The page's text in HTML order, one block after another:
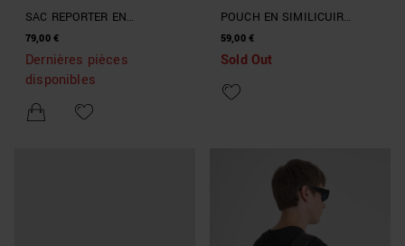
SAC REPORTER EN
SIMILICUIR TRAVAILLÉ
79,00 €
Dernières pièces
disponibles
POUCH EN SIMILICUIR
EFFET CROCODILE
59,00 €
Sold Out